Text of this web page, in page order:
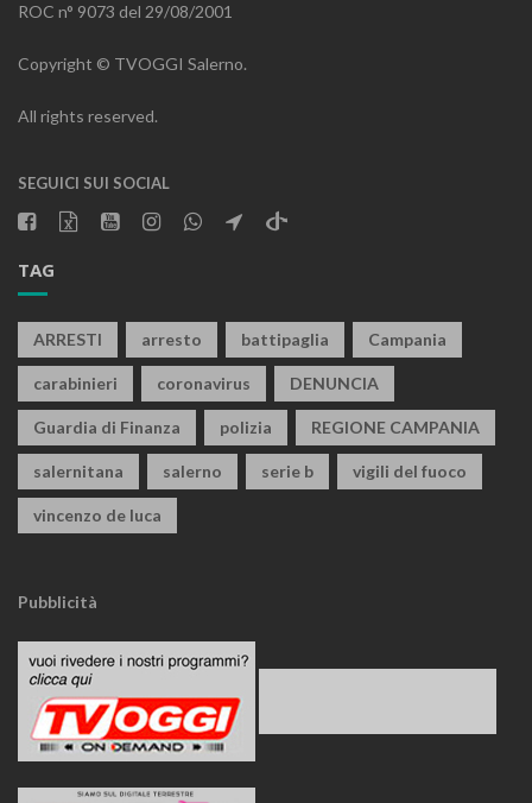
ROC n° 9073 del 29/08/2001
Copyright © TVOGGI Salerno.
All rights reserved.
SEGUICI SUI SOCIAL
TAG
ARRESTI arresto battipaglia Campania
carabinieri coronavirus DENUNCIA
Guardia di Finanza polizia REGIONE CAMPANIA
salernitana salerno serie b vigili del fuoco
vincenzo de luca
Pubblicità